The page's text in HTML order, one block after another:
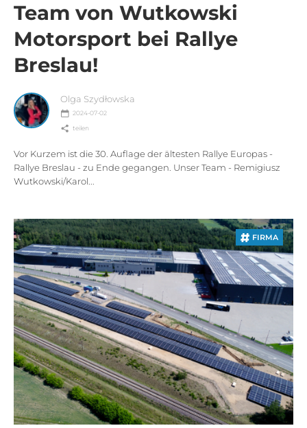
Team von Wutkowski
Motorsport bei Rallye
Breslau!
Olga Szydłowska
2024-07-02
teilen
Vor Kurzem ist die 30. Auflage der ältesten Rallye Europas -
Rallye Breslau - zu Ende gegangen. Unser Team - Remigiusz
Wutkowski/Karol...
FIRMA